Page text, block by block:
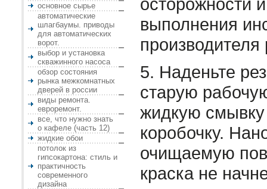
основное сырье
автоматические
шлагбаумы. приводы
для автоматических
ворот.
выбор и установка
скважинного насоса
обзор состояния
рынка межкомнатных
дверей в россии
виды ремонта.
евроремонт.
все, что нужно знать
о кафеле (часть 12)
жидкие обои
потолок из
гипсокартона: стиль и
практичность
современного
дизайна
выполнения
производителя
5. Наденьте
старую
жидкую
коробочку.
очищаемую
краска не